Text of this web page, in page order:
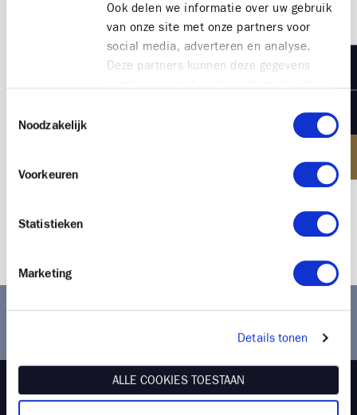
Ook delen we informatie over uw gebruik
van onze site met onze partners voor
social media, adverteren en analyse.
Deze partners kunnen deze gegevens
verzameld op basis van uw gebruik van
Noodzakelijk
Voorkeuren
Statistieken
Marketing
Details tonen
ALLE COOKIES TOESTAAN